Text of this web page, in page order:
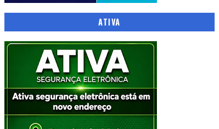
ATIVA